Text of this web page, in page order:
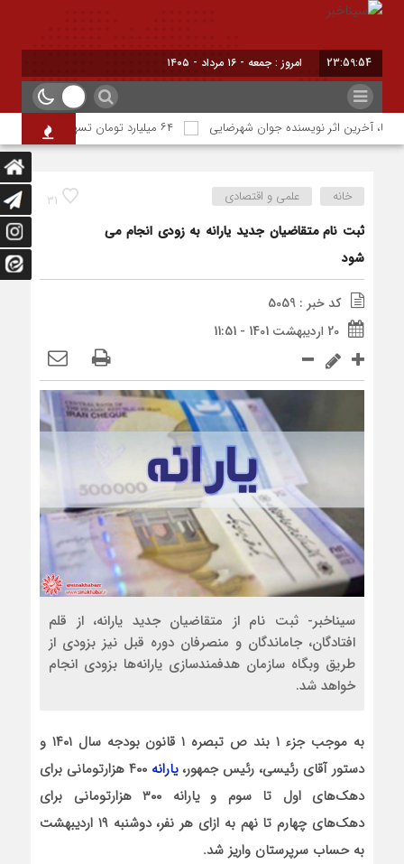
23:59:55 امروز : جمعه - ۱۶ مرداد - ۱۴۰۵
آخرین اثر نویسنده جوان شهرضایی ۶۴ میلیارد تومان تسهیلات اشتغالزایی به مددجویان کمیته امداد شهرضا پرداخت شد
31 خانه علمی و اقتصادی
ثبت نام متقاضیان جدید یارانه به زودی انجام می
شود
کد خبر : 5059
20 اردیبهشت 1401 - 11:51
سیناخبر- ثبت نام از متقاضیان جدید یارانه، از قلم
افتادگان، جاماندگان و منصرفان دوره قبل نیز بزودی از
طریق وبگاه سازمان هدفمندسازی یارانه‌ها بزودی انجام
خواهد شد.
به موجب جزء ۱ بند ص تبصره ۱ قانون بودجه سال ۱۴۰۱ و
دستور آقای رئیسی، رئیس جمهور،یارانه
۴۰۰ هزارتومانی برای
دهک‌های اول تا سوم و یارانه ۳۰۰ هزارتومانی برای
دهک‌های چهارم تا نهم به ازای هر نفر، دوشنبه ۱۹ اردیبهشت
به حساب سرپرستان واریز شد.